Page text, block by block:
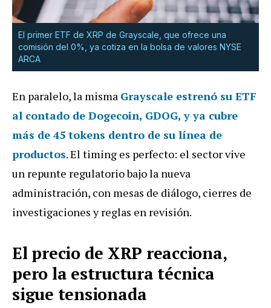
El primer ETF de XRP de Grayscale, que ofrece una
comisión del 0%, ya cotiza en la bolsa de valores NYSE
ARCA
En paralelo, la misma Grayscale estrenó su ETF
al contado de Dogecoin, GDOG, y ya cubre
más de 45 tokens dentro de su línea de
productos. El timing es perfecto: el sector vive
un repunte regulatorio bajo la nueva
administración, con mesas de diálogo, cierres de
investigaciones y reglas en revisión.
El precio de XRP reacciona,
pero la estructura técnica
sigue tensionada